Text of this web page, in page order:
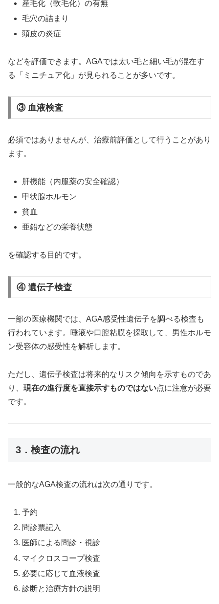
産毛化（軟毛化）の有無
毛穴の詰まり
頭皮の炎症
などを評価できます。AGAでは太い毛と細い毛が混在す
る「ミニチュア化」が見られることが多いです。
③ 血液検査
必須ではありませんが、治療前評価として行うことがあり
ます。
肝機能（内服薬の安全確認）
甲状腺ホルモン
貧血
亜鉛などの栄養状態
を確認する目的です。
④ 遺伝子検査
一部の医療機関では、AGA感受性遺伝子を調べる検査も
行われています。唾液や口腔粘膜を採取して、男性ホルモ
ン受容体の感受性を解析します。
ただし、遺伝子検査は将来的なリスク傾向を示すものであ
り、 現在の進行度を直接示すものではない点に注意が必要
です。
3．検査の流れ
一般的なAGA検査の流れは次の通りです。
予約
問診票記入
医師による問診・視診
マイクロスコープ検査
必要に応じて血液検査
診断と治療方針の説明